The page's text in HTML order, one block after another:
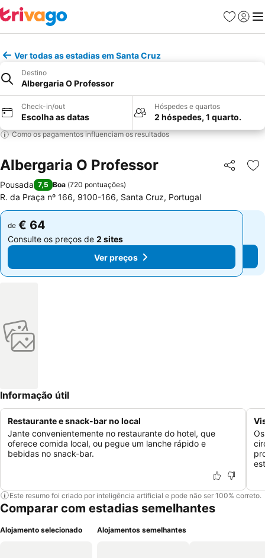
Favoritos
Iniciar
Ver todas as estadias em Santa Cruz
Destino
Albergaria O Professor
Check-in/out
Escolha as datas
Hóspedes e quartos
2 hóspedes, 1 quarto.
Como os pagamentos influenciam os resultados
Albergaria O Professor Partilhar
Pousada 7,5 Boa (720 pontuações)
R. da Praça nº 166, 9100-166, Santa Cruz, Portugal
de € 64
Consulte os preços de 2 sites
Ver preços
de € 64
Consulte os preços de 2 sites
Ver preços
Informação útil
Restaurante e snack-bar no local
Jante convenientemente no restaurante do hotel, que
oferece comida local, ou pegue um lanche rápido e
bebidas no snack-bar.
Este resumo foi criado por inteligência artificial e pode não ser 100% correto.
Comparar com estadias semelhantes
Alojamento selecionado Alojamentos semelhantes